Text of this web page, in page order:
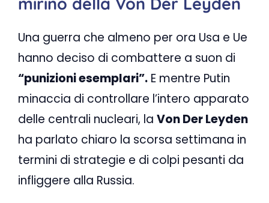
Una guerra che almeno per ora Usa e Ue
hanno deciso di combattere a suon di
“punizioni esemplari”. E mentre Putin
minaccia di controllare l’intero apparato
delle centrali nucleari, la Von Der Leyden
ha parlato chiaro la scorsa settimana in
termini di strategie e di colpi pesanti da
infliggere alla Russia.